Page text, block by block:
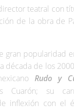
teatral con
de la obra de
gran popularidad
década de los
Rudo y
Cuarón; su
inflexión con el